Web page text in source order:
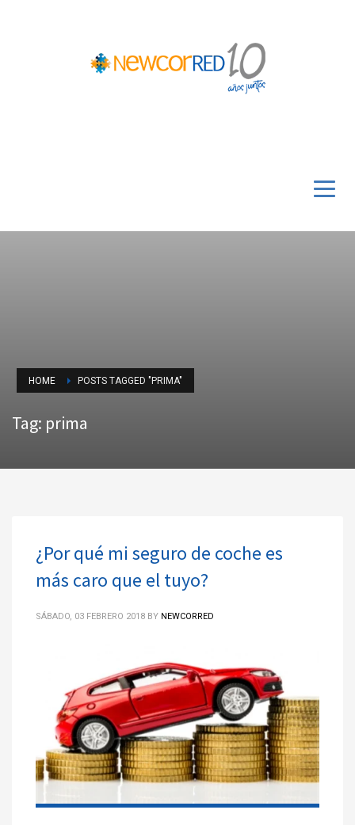
HOME POSTS TAGGED "PRIMA"
Tag: prima
¿Por qué mi seguro de coche es
más caro que el tuyo?
SÁBADO, 03 FEBRERO 2018 BY NEWCORRED